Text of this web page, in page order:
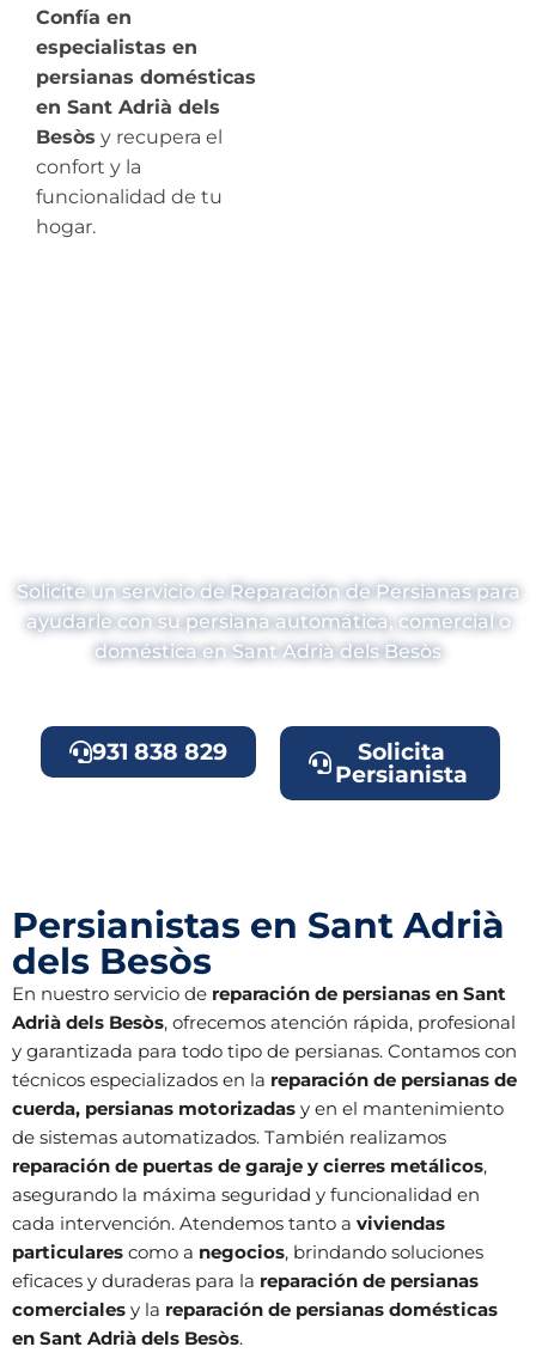
Confía en
especialistas en
persianas domésticas
en Sant Adrià dels
Besòs y recupera el
confort y la
funcionalidad de tu
hogar.
Solicite un servicio de Reparación de Persianas para
ayudarle con su persiana automática, comercial o
doméstica en Sant Adrià dels Besòs
931 838 829
Solicita
Persianista
Persianistas en Sant Adrià
dels Besòs
En nuestro servicio de reparación de persianas en Sant
Adrià dels Besòs, ofrecemos atención rápida, profesional
y garantizada para todo tipo de persianas. Contamos con
técnicos especializados en la reparación de persianas de
cuerda, persianas motorizadas y en el mantenimiento
de sistemas automatizados. También realizamos
reparación de puertas de garaje y cierres metálicos,
asegurando la máxima seguridad y funcionalidad en
cada intervención. Atendemos tanto a viviendas
particulares como a negocios, brindando soluciones
eficaces y duraderas para la reparación de persianas
comerciales y la reparación de persianas domésticas
en Sant Adrià dels Besòs.